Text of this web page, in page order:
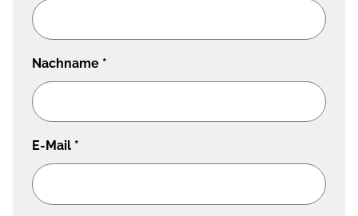
Nachname *
E-Mail *